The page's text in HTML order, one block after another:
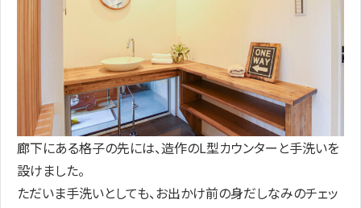
廊下にある格子の先には、造作のL型カウンターと手洗いを
設けました。
ただいま手洗いとしても、お出かけ前の身だしなみのチェッ